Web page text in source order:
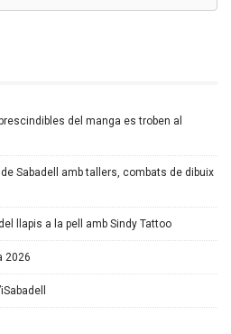
del manga es troben al
Sabadell amb tallers, combats de dibuix
llapis a la pell amb Sindy Tattoo
2026